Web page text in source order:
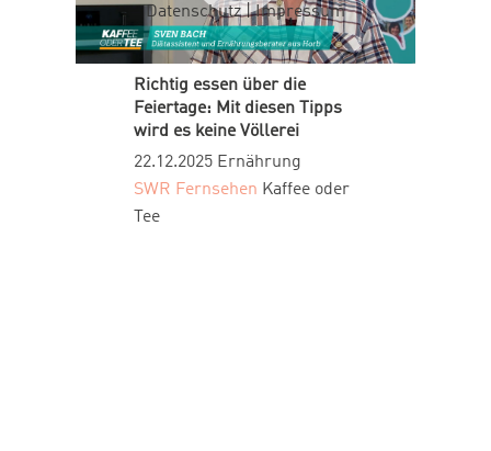
Richtig essen über die
Feiertage: Mit diesen Tipps
wird es keine Völlerei
22.12.2025 Ernährung
SWR Fernsehen Kaffee oder
Tee
Datenschutz|Impressum